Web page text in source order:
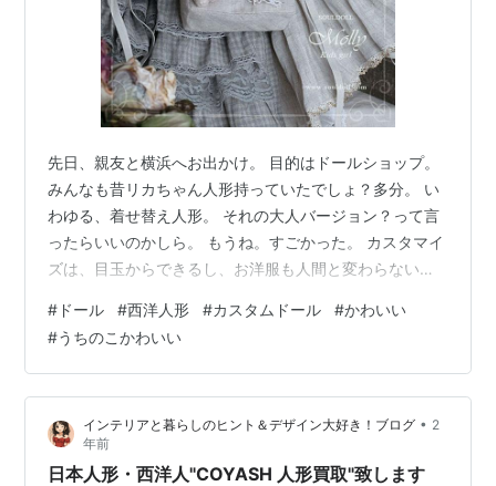
先日、親友と横浜へお出かけ。 目的はドールショップ。
みんなも昔リカちゃん人形持っていたでしょ？多分。 い
わゆる、着せ替え人形。 それの大人バージョン？って言
ったらいいのかしら。 もうね。すごかった。 カスタマイ
ズは、目玉からできるし、お洋服も人間と変わらないお
る。 でも精巧に作られてるし、何よりめちゃ可愛い。可
愛いが詰まりすぎている。 写真元. dolk.jp もう1人の自分
として世界を作るのもありだし、自分の彼氏、彼女、旦
那、嫁、子どもとして一緒に過ごすのだって本人次
第・・・。 メイクも施せるから、ダーク系とかナチュラ
ル系も自分次第・・…
# ドール #西洋人形 #カスタムドール #かわいい
#うちのこかわいい
インテリアと暮らしのヒント＆デザイン大好き！ブログ • 2
年前
日本人形・西洋人"COYASH 人形買取"致します